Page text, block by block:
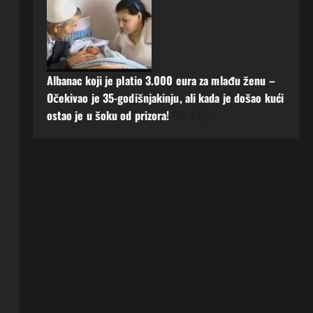
Albanac koji je platio 3.000 eura za mlađu ženu –
Očekivao je 35-godišnjakinju, ali kada je došao kući
ostao je u šoku od prizora!